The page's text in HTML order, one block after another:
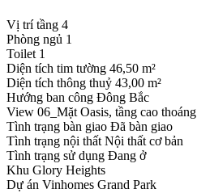
Vị trí tầng 4
Phòng ngủ 1
Toilet 1
Diện tích tim tường 46,50 m²
Diện tích thông thuỷ 43,00 m²
Hướng ban công Đông Bắc
View 06_Mặt Oasis, tầng cao thoáng
Tình trạng bàn giao Đã bàn giao
Tình trạng nội thất Nội thất cơ bản
Tình trạng sử dụng Đang ở
Khu Glory Heights
Dự án Vinhomes Grand Park